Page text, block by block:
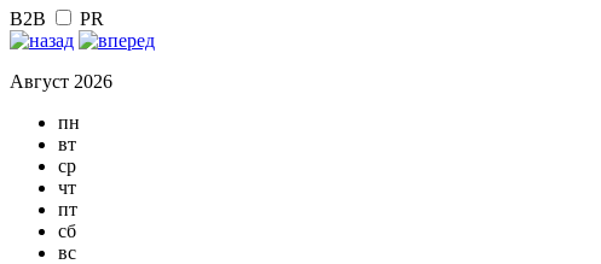
B2B PR
Август 2026
пн
вт
ср
чт
пт
сб
вс